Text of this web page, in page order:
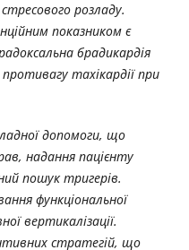
розладу.
показником є
брадикардія
тахікардії при
допомоги, що
надання пацієнту
пошук тригерів.
функціональної
вертикалізації.
стратегій, що